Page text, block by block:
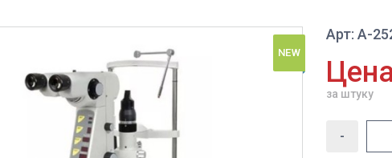
NEW
Арт: A-
за штуку
-